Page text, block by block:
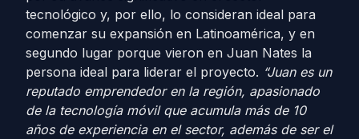
tecnológico y, por ello, lo consideran ideal para
comenzar su expansión en Latinoamérica, y en
segundo lugar porque vieron en Juan Nates la
persona ideal para liderar el proyecto. “Juan es un
reputado emprendedor en la región, apasionado
de la tecnología móvil que acumula más de 10
años de experiencia en el sector, además de ser el